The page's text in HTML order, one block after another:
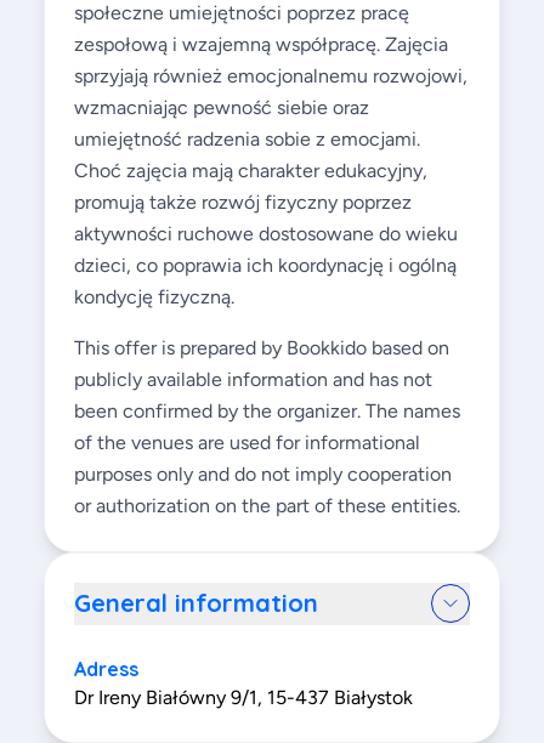
społeczne umiejętności poprzez pracę
zespołową i wzajemną współpracę. Zajęcia
sprzyjają również emocjonalnemu rozwojowi,
wzmacniając pewność siebie oraz
umiejętność radzenia sobie z emocjami.
Choć zajęcia mają charakter edukacyjny,
promują także rozwój fizyczny poprzez
aktywności ruchowe dostosowane do wieku
dzieci, co poprawia ich koordynację i ogólną
kondycję fizyczną.
This offer is prepared by Bookkido based on
publicly available information and has not
been confirmed by the organizer. The names
of the venues are used for informational
purposes only and do not imply cooperation
or authorization on the part of these entities.
General information
Adress
Dr Ireny Białówny 9/1, 15-437 Białystok